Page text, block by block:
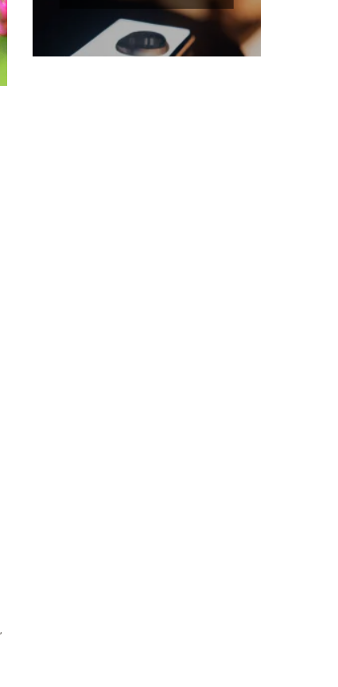
do niego? Sprawdź
skuteczne metody!